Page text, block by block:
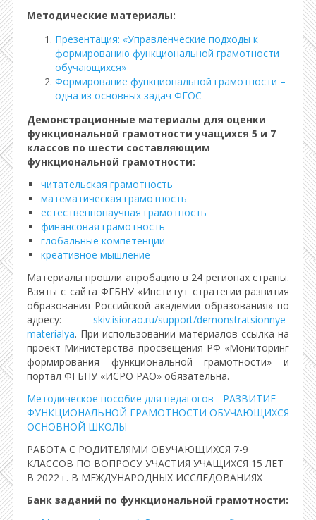
Методические материалы:
Презентация: «Управленческие подходы к
формированию функциональной грамотности
обучающихся»
Формирование функциональной грамотности –
одна из основных задач ФГОС
Демонстрационные материалы для оценки
функциональной грамотности учащихся 5 и 7
классов по шести составляющим
функциональной грамотности:
читательская грамотность
математическая грамотность
естественнонаучная грамотность
финансовая грамотность
глобальные компетенции
креативное мышление
Материалы прошли апробацию в 24 регионах страны.
Взяты с сайта ФГБНУ «Институт стратегии развития
образования Российской академии образования» по
адресу: skiv.isiorao.ru/support/demonstratsionnye-
materialya. При использовании материалов ссылка на
проект Министерства просвещения РФ «Мониторинг
формирования функциональной грамотности» и
портал ФГБНУ «ИСРО РАО» обязательна.
Методическое пособие для педагогов - РАЗВИТИЕ
ФУНКЦИОНАЛЬНОЙ ГРАМОТНОСТИ ОБУЧАЮЩИХСЯ
ОСНОВНОЙ ШКОЛЫ
РАБОТА С РОДИТЕЛЯМИ ОБУЧАЮЩИХСЯ 7-9
КЛАССОВ ПО ВОПРОСУ УЧАСТИЯ УЧАЩИХСЯ 15 ЛЕТ
В 2022 г. В МЕЖДУНАРОДНЫХ ИССЛЕДОВАНИЯХ
Банк заданий по функциональной грамотности: